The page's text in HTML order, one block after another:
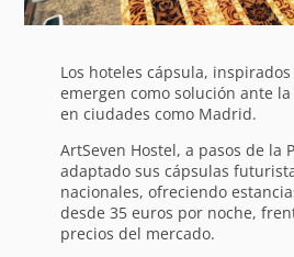
Los hoteles cápsula, inspirados
emergen como solución ante
en ciudades como Madrid.
ArtSeven Hostel, a pasos de la
adaptado sus cápsulas
nacionales, ofreciendo
desde 35 euros por noche,
precios del mercado.